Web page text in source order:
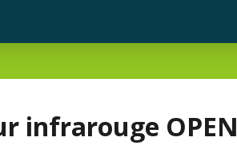
infrarouge